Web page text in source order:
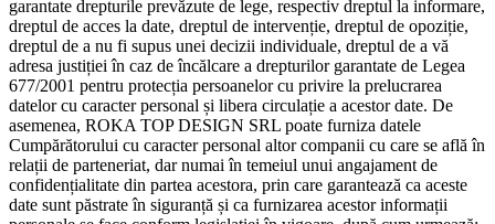
garantate drepturile prevăzute de lege, respectiv dreptul la informare,
dreptul de acces la date, dreptul de intervenție, dreptul de opoziție,
dreptul de a nu fi supus unei decizii individuale, dreptul de a vă
adresa justiției în caz de încălcare a drepturilor garantate de Legea
677/2001 pentru protecția persoanelor cu privire la prelucrarea
datelor cu caracter personal și libera circulație a acestor date. De
asemenea, ROKA TOP DESIGN SRL poate furniza datele
Cumpărătorului cu caracter personal altor companii cu care se află în
relații de parteneriat, dar numai în temeiul unui angajament de
confidențialitate din partea acestora, prin care garantează ca aceste
date sunt păstrate în siguranță și ca furnizarea acestor informații